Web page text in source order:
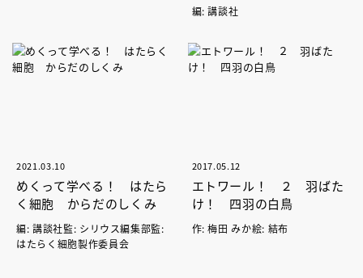
編: 講談社
2021.03.10
めくって学べる！ はたら
く細胞 からだのしくみ
編: 講談社監: シリウス編集部監:
はたらく細胞製作委員会
2017.05.12
エトワール！ ２ 羽ばた
け！ 四羽の白鳥
作: 梅田 みか絵: 結布